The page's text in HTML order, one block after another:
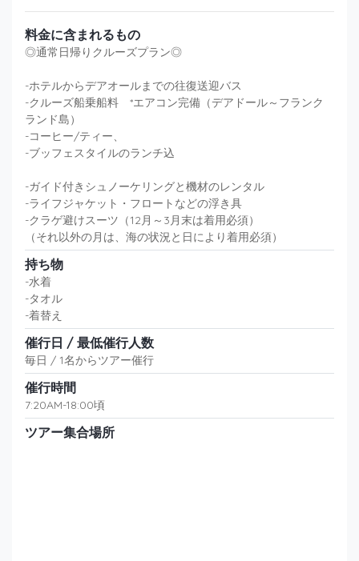
料金に含まれるもの
◎通常日帰りクルーズプラン◎
-ホテルからデアオールまでの往復送迎バス
-クルーズ船乗船料 *エアコン完備（デアドール～フランク
ランド島）
-コーヒー/ティー、
-ブッフェスタイルのランチ込
-ガイド付きシュノーケリングと機材のレンタル
-ライフジャケット・フロートなどの浮き具
-クラゲ避けスーツ（12月～3月末は着用必須）
（それ以外の月は、海の状況と日により着用必須）
持ち物
-水着
-タオル
-着替え
催行日 / 最低催行人数
毎日 / 1名からツアー催行
催行時間
7:20AM-18:00頃
ツアー集合場所